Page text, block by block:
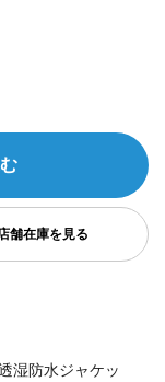
湿防水ジャケッ